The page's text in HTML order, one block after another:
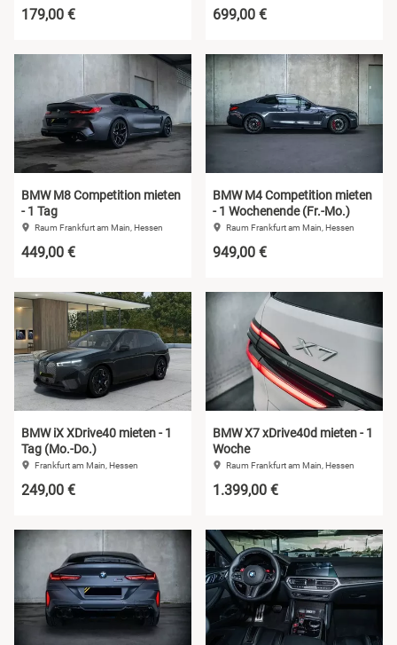
179,00 € 699,00 €
BMW M8 Competition mieten
- 1 Tag
Raum Frankfurt am Main, Hessen
449,00 €
BMW M4 Competition mieten
- 1 Wochenende (Fr.-Mo.)
Raum Frankfurt am Main, Hessen
949,00 €
BMW iX XDrive40 mieten - 1
Tag (Mo.-Do.)
Frankfurt am Main, Hessen
249,00 €
BMW X7 xDrive40d mieten - 1
Woche
Raum Frankfurt am Main, Hessen
1.399,00 €